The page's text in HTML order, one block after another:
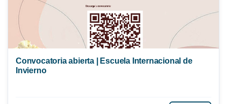
Convocatoria abierta | Escuela Internacional de
Invierno